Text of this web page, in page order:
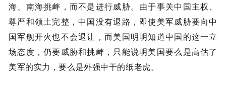
海、南海挑衅，而不是进行威胁。由于事关中国主权、
尊严和领土完整，中国没有退路，即使美军威胁要向中
国军舰开火也不会退让，而美国明明知道中国的这一立
场态度，仍要威胁和挑衅，只能说明美国要么是高估了
美军的实力，要么是外强中干的纸老虎。